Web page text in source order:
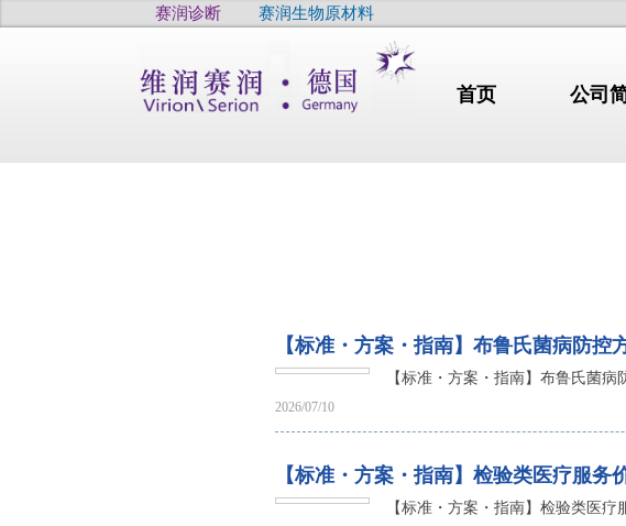
赛润诊断 赛润生物原材料
首页 公司
干眼干”的系统性自身免
高品质 Jo-1 自免抗原产品
高品质 La/SSB 自免抗原产
【标准・方案・指南】布鲁氏菌病防控
【标准・方案・指南】布鲁氏菌病
2026/07/10
【标准・方案・指南】检验类医疗服
【标准・方案・指南】检验类医